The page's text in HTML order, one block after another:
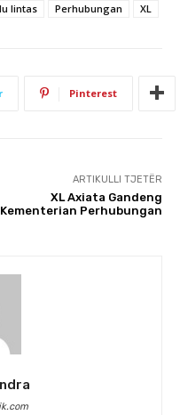
lintas Perhubungan XL
Pinterest
ARTIKULLI TJETËR
XL Axiata Gandeng
Kementerian Perhubungan